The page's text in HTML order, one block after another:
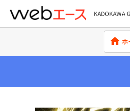
webエース
KADOKAWA
ホ